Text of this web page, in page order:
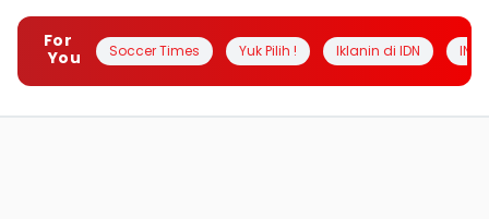
For
You
Soccer Times Yuk Pilih ! Iklanin di IDN